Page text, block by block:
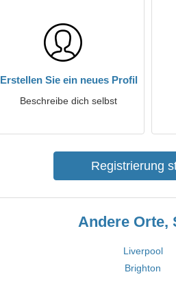
Erstellen Sie ein neues Profil
Beschreibe dich selbst
Registrierung
Andere Orte,
Liverpool
Brighton